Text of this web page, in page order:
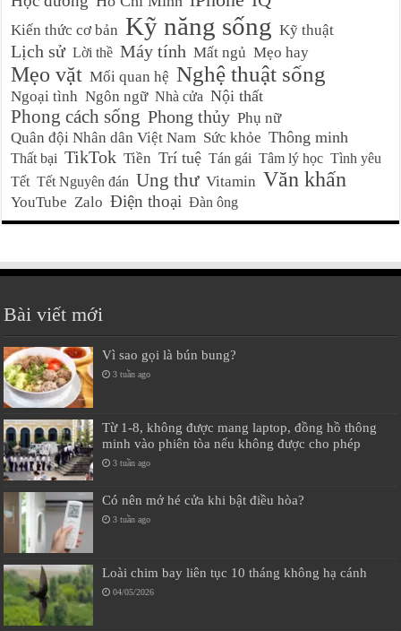
Kiến thức cơ bản Kỹ năng sống Kỹ thuật
Lịch sử Lời thề Máy tính Mất ngủ Mẹo hay
Mẹo vặt Mối quan hệ Nghệ thuật sống
Ngoại tình Ngôn ngữ Nhà cửa Nội thất
Phong cách sống Phong thủy Phụ nữ
Quân đội Nhân dân Việt Nam Sức khỏe Thông minh
Thất bại TikTok Tiền Trí tuệ Tán gái Tâm lý học Tình yêu
Tết Tết Nguyên đán Ung thư Vitamin Văn khấn
YouTube Zalo Điện thoại Đàn ông
Bài viết mới
Vì sao gọi là bún bung?
3 tuần ago
Từ 1-8, không được mang laptop, đồng hồ thông
minh vào phiên tòa nếu không được cho phép
3 tuần ago
Có nên mở hé cửa khi bật điều hòa?
3 tuần ago
Loài chim bay liên tục 10 tháng không hạ cánh
04/05/2026